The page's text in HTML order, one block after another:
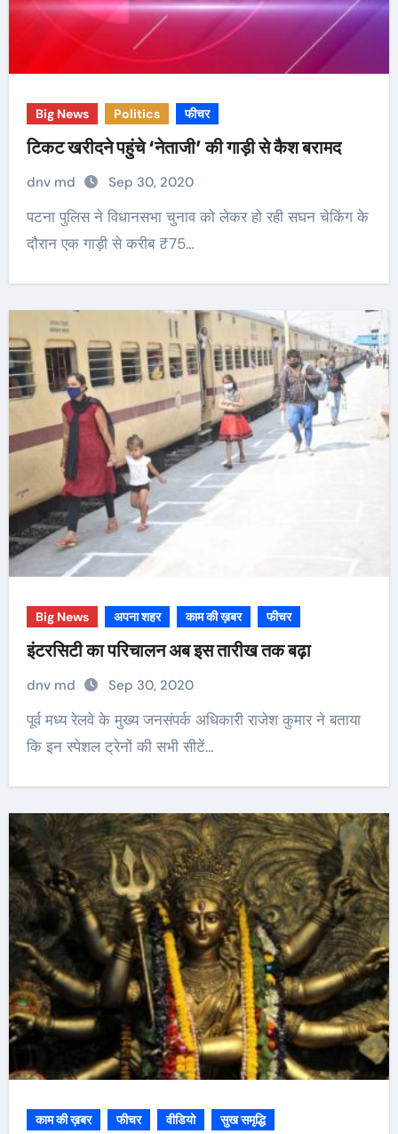
Big News Politics फीचर
टिकट खरीदने पहुंचे ‘नेताजी’ की गाड़ी से कैश बरामद
dnv md Sep 30, 2020
पटना पुलिस ने विधानसभा चुनाव को लेकर हो रही सघन चेकिंग के
दौरान एक गाड़ी से करीब ₹75…
Big News अपना शहर काम की ख़बर फीचर
इंटरसिटी का परिचालन अब इस तारीख तक बढ़ा
dnv md Sep 30, 2020
पूर्व मध्य रेलवे के मुख्य जनसंपर्क अधिकारी राजेश कुमार ने बताया
कि इन स्पेशल ट्रेनों की सभी सीटें…
काम की ख़बर फीचर वीडियो सुख समृद्धि